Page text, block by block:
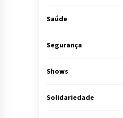
Saúde
Segurança
Shows
Solidariedade